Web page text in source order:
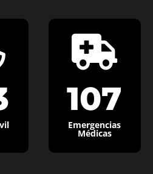

107
Emergencias
Médicas